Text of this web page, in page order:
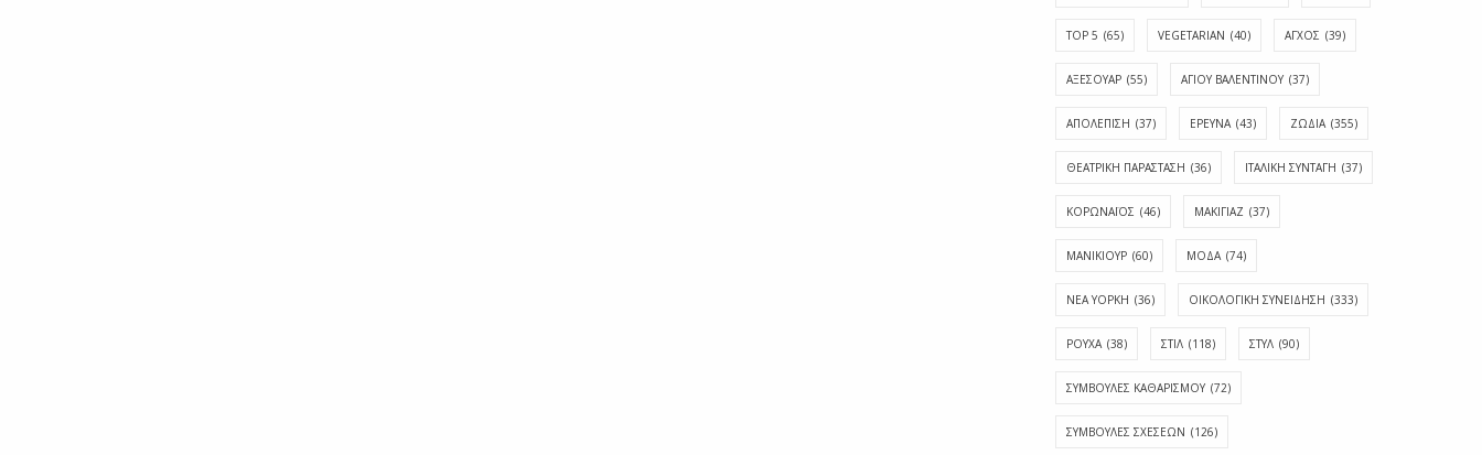
TOP 5 (65) VEGETARIAN (40) ΑΓΧΟΣ (39)
ΑΞΕΣΟΥΑΡ (55) ΑΓΊΟΥ ΒΑΛΕΝΤΊΝΟΥ (37)
ΑΠΟΛΈΠΙΣΗ (37) ΕΡΕΥΝΑ (43) ΖΩΔΙΑ (355)
ΘΕΑΤΡΙΚΗ ΠΑΡΑΣΤΑΣΗ (36) ΙΤΑΛΙΚΗ ΣΥΝΤΑΓΗ (37)
ΚΟΡΩΝΑΪΟΣ (46) ΜΑΚΙΓΙΑΖ (37)
ΜΑΝΙΚΙΟΥΡ (60) ΜΟΔΑ (74)
ΝΕΑ ΥΟΡΚΗ (36) ΟΙΚΟΛΟΓΙΚΗ ΣΥΝΕΙΔΗΣΗ (333)
ΡΟΥΧΑ (38) ΣΤΙΛ (118) ΣΤΥΛ (90)
ΣΥΜΒΟΥΛΕΣ ΚΑΘΑΡΙΣΜΟΥ (72)
ΣΥΜΒΟΥΛΕΣ ΣΧΕΣΕΩΝ (126)